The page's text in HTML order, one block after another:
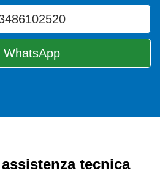
WhatsApp
tecnica